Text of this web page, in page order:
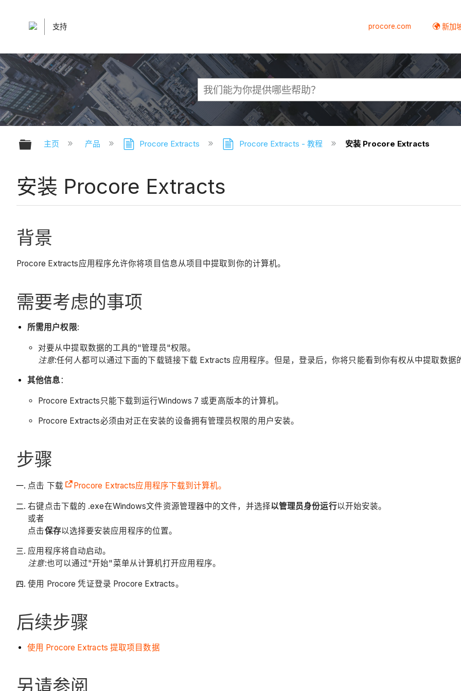
支持 procore.com 新加
扩展/隐缩全局层次
主页 产品 Procore Extracts Procore Extracts - 教程 安装 Procore Extracts
安装 Procore Extracts
背景
Procore Extracts应用程序允许你将项目信息从项目中提取到你的计算机。
需要考虑的事项
所需用户权限:
对要从中提取数据的工具的"管理员"权限。
注意:任何人都可以通过下面的下载链接下载 Extracts 应用程序。但是，登录后，你将只能看到你有权从中提取数据
其他信息：
Procore Extracts只能下载到运行Windows 7 或更高版本的计算机。
Procore Extracts必须由对正在安装的设备拥有管理员权限的用户安装。
步骤
点击 下载 Procore Extracts应用程序下载到计算机。
右键点击下载的 .exe在Windows文件资源管理器中的文件，并选择以管理员身份运行以开始安装。
或者
点击保存以选择要安装应用程序的位置。
应用程序将自动启动。
注意:也可以通过"开始"菜单从计算机打开应用程序。
使用 Procore 凭证登录 Procore Extracts。
后续步骤
使用 Procore Extracts 提取项目数据
另请参阅